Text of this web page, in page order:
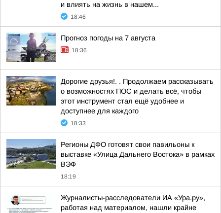
и влиять на жизнь в нашем...
18:46
Прогноз погоды на 7 августа
18:36
Дорогие друзья!. . Продолжаем рассказывать
о возможностях ПОС и делать всё, чтобы
этот инструмент стал ещё удобнее и
доступнее для каждого
18:33
Регионы ДФО готовят свои павильоны к
выставке «Улица Дальнего Востока» в рамках
ВЭФ
18:19
Журналисты-расследователи ИА «Ура.ру»,
работая над материалом, нашли крайне